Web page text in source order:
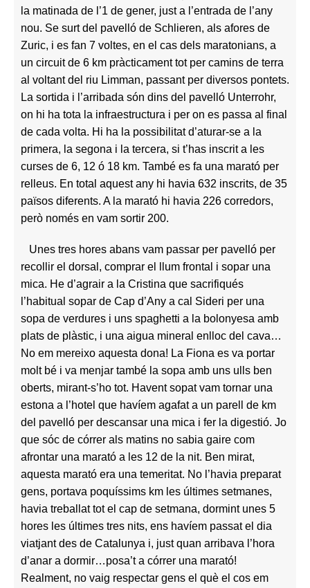
la matinada de l’1 de gener, just a l’entrada de l’any
nou. Se surt del pavelló de Schlieren, als afores de
Zuric, i es fan 7 voltes, en el cas dels maratonians, a
un circuit de 6 km pràcticament tot per camins de terra
al voltant del riu Limman, passant per diversos pontets.
La sortida i l’arribada són dins del pavelló Unterrohr,
on hi ha tota la infraestructura i per on es passa al final
de cada volta. Hi ha la possibilitat d’aturar-se a la
primera, la segona i la tercera, si t’has inscrit a les
curses de 6, 12 ó 18 km. També es fa una marató per
relleus. En total aquest any hi havia 632 inscrits, de 35
països diferents. A la marató hi havia 226 corredors,
però només en vam sortir 200.
Unes tres hores abans vam passar per pavelló per
recollir el dorsal, comprar el llum frontal i sopar una
mica. He d’agrair a la Cristina que sacrifiqués
l’habitual sopar de Cap d’Any a cal Sideri per una
sopa de verdures i uns spaghetti a la bolonyesa amb
plats de plàstic, i una aigua mineral enlloc del cava…
No em mereixo aquesta dona! La Fiona es va portar
molt bé i va menjar també la sopa amb uns ulls ben
oberts, mirant-s’ho tot. Havent sopat vam tornar una
estona a l’hotel que havíem agafat a un parell de km
del pavelló per descansar una mica i fer la digestió. Jo
que sóc de córrer als matins no sabia gaire com
afrontar una marató a les 12 de la nit. Ben mirat,
aquesta marató era una temeritat. No l’havia preparat
gens, portava poquíssims km les últimes setmanes,
havia treballat tot el cap de setmana, dormint unes 5
hores les últimes tres nits, ens havíem passat el dia
viatjant des de Catalunya i, just quan arribava l’hora
d’anar a dormir…posa’t a córrer una marató!
Realment, no vaig respectar gens el què el cos em